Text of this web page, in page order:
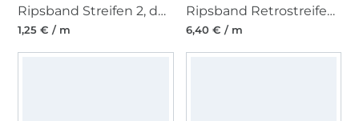
Ripsband Streifen 2, dunkelblau - rot
1,25 € / m
Ripsband Retrostreifen mint 35 mm
6,40 € / m